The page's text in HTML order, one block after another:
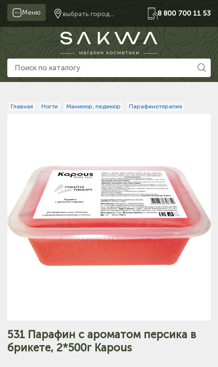
Меню выбрать город... 8 800 700 11 53
Главная Ногти Маникюр, педикюр Парафинотерапия
531 Парафин с ароматом персика в
брикете, 2*500г Kapous